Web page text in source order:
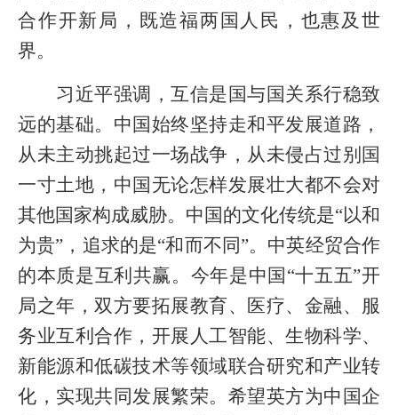
合作开新局，既造福两国人民，也惠及世
界。
习近平强调，互信是国与国关系行稳致
远的基础。中国始终坚持走和平发展道路，
从未主动挑起过一场战争，从未侵占过别国
一寸土地，中国无论怎样发展壮大都不会对
其他国家构成威胁。中国的文化传统是“以和
为贵”，追求的是“和而不同”。中英经贸合作
的本质是互利共赢。今年是中国“十五五”开
局之年，双方要拓展教育、医疗、金融、服
务业互利合作，开展人工智能、生物科学、
新能源和低碳技术等领域联合研究和产业转
化，实现共同发展繁荣。希望英方为中国企